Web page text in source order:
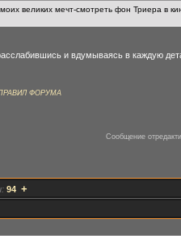
великих мечт-смотреть фон Триера в
и вдумываясь в каждую
ФОРУМА
Сообщение
94 +